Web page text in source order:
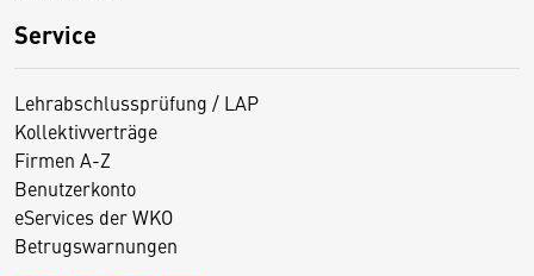
Service
Lehrabschlussprüfung / LAP
Kollektivverträge
Firmen A-Z
Benutzerkonto
eServices der WKO
Betrugswarnungen